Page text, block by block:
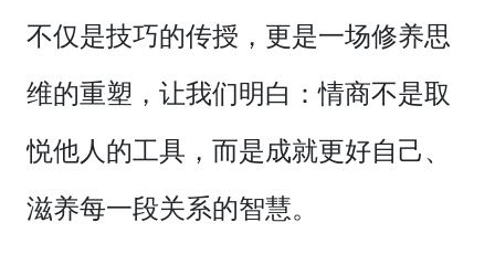
不仅是技巧的传授，更是一场修养思
维的重塑，让我们明白：情商不是取
悦他人的工具，而是成就更好自己、
滋养每一段关系的智慧。